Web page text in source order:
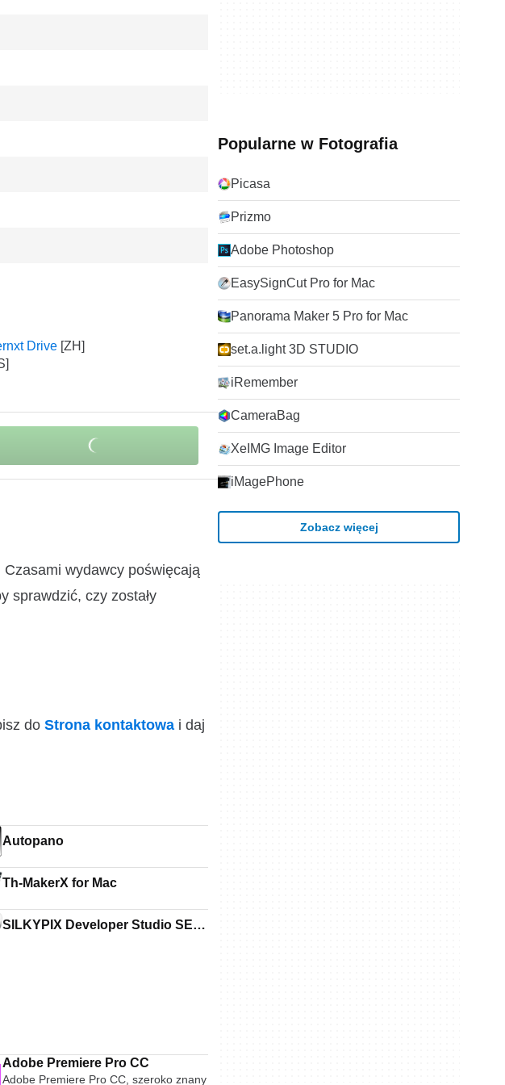
Drive
wydawcy poświęcają
sprawdzić, czy zostały
do Strona kontaktowa i daj
Autopano
Th-MakerX for Mac
SILKYPIX Developer Studio SE
Adobe Premiere Pro CC
Adobe Premiere Pro CC, szeroko znany
Popularne w Fotografia
Picasa
Prizmo
Adobe Photoshop
EasySignCut Pro for Mac
Panorama Maker 5 Pro for Mac
set.a.light 3D STUDIO
iRemember
CameraBag
XeIMG Image Editor
iMagePhone
Zobacz więcej